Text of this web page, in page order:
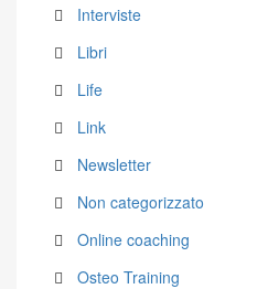
Interviste
Libri
Life
Link
Newsletter
Non categorizzato
Online coaching
Osteo Training